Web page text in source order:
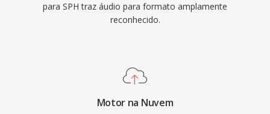
para SPH traz áudio para formato amplamente
reconhecido.
Motor na Nuvem